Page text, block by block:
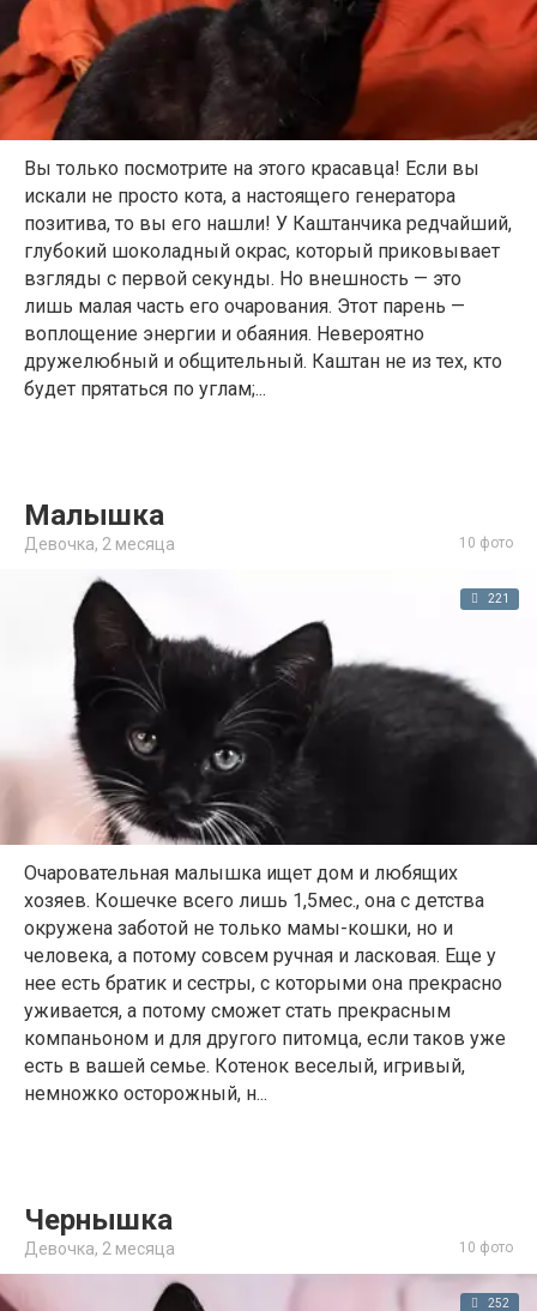
Вы только посмотрите на этого красавца! Если вы
искали не просто кота, а настоящего генератора
позитива, то вы его нашли! У Каштанчика редчайший,
глубокий шоколадный окрас, который приковывает
взгляды с первой секунды. Но внешность — это
лишь малая часть его очарования. Этот парень —
воплощение энергии и обаяния. Невероятно
дружелюбный и общительный. Каштан не из тех, кто
будет прятаться по углам;...
Малышка
Девочка, 2 месяца 10 фото
221
Очаровательная малышка ищет дом и любящих
хозяев. Кошечке всего лишь 1,5мес., она с детства
окружена заботой не только мамы-кошки, но и
человека, а потому совсем ручная и ласковая. Еще у
нее есть братик и сестры, с которыми она прекрасно
уживается, а потому сможет стать прекрасным
компаньоном и для другого питомца, если таков уже
есть в вашей семье. Котенок веселый, игривый,
немножко осторожный, н...
Чернышка
Девочка, 2 месяца 10 фото
252